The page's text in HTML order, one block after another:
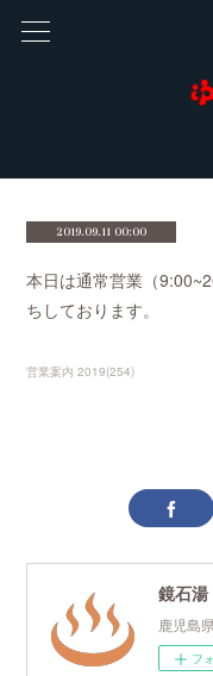
2019.09.11 00:00
本日は通常営業（
ちしております。
営業案内 2019(254)
鹿児島
フ